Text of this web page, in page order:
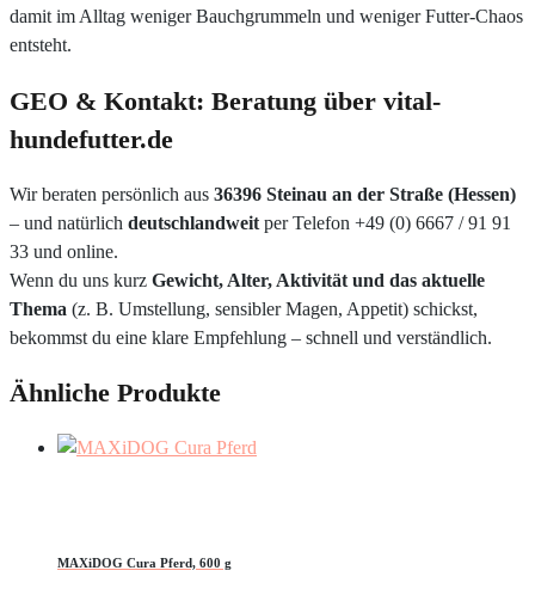
damit im Alltag weniger Bauchgrummeln und weniger Futter-Chaos
entsteht.
GEO & Kontakt: Beratung über vital-
hundefutter.de
Wir beraten persönlich aus 36396 Steinau an der Straße (Hessen)
– und natürlich deutschlandweit per Telefon +49 (0) 6667 / 91 91
33 und online.
Wenn du uns kurz Gewicht, Alter, Aktivität und das aktuelle
Thema (z. B. Umstellung, sensibler Magen, Appetit) schickst,
bekommst du eine klare Empfehlung – schnell und verständlich.
Ähnliche Produkte
MAXiDOG Cura Pferd, 600 g